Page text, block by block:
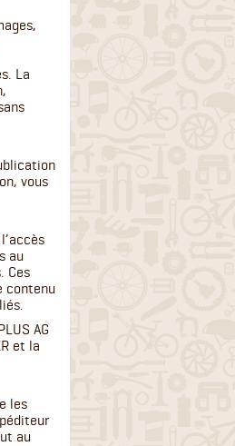
La
vous
au
Ces
contenu
AG
et la
les
au